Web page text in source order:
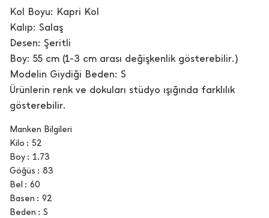
Kol Boyu: Kapri Kol
Kalıp: Salaş
Desen: Şeritli
Boy: 55 cm (1-3 cm arası değişkenlik gösterebilir.)
Modelin Giydiği Beden: S
Ürünlerin renk ve dokuları stüdyo ışığında farklılık
gösterebilir.
Manken Bilgileri
Kilo
52
Boy
1.73
Göğüs
83
Bel
60
Basen
92
Beden
S